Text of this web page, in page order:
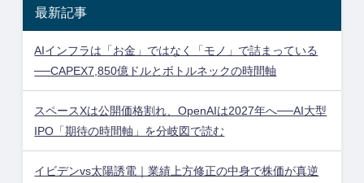
最新記事
AIインフラは「お金」ではなく「モノ」で詰まっている
──CAPEX7,850億ドルとボトルネックの時間軸
スペースXは公開価格割れ、OpenAIは2027年へ──AI大型
IPO「期待の時間軸」を分岐図で読む
イビデンvs太陽誘電｜業績上方修正の中身で株価が真逆